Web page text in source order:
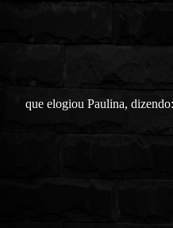
que elogiou Paulina,